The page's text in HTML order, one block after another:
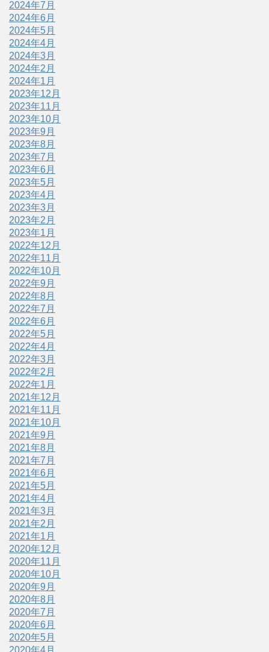
2024年7月
2024年6月
2024年5月
2024年4月
2024年3月
2024年2月
2024年1月
2023年12月
2023年11月
2023年10月
2023年9月
2023年8月
2023年7月
2023年6月
2023年5月
2023年4月
2023年3月
2023年2月
2023年1月
2022年12月
2022年11月
2022年10月
2022年9月
2022年8月
2022年7月
2022年6月
2022年5月
2022年4月
2022年3月
2022年2月
2022年1月
2021年12月
2021年11月
2021年10月
2021年9月
2021年8月
2021年7月
2021年6月
2021年5月
2021年4月
2021年3月
2021年2月
2021年1月
2020年12月
2020年11月
2020年10月
2020年9月
2020年8月
2020年7月
2020年6月
2020年5月